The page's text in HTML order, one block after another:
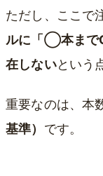
ただし、ここで
ルに「◯本まで
在しないという
重要なのは、本
基準） です。